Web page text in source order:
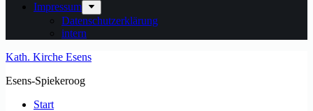
Impressum
Datenschutzerklärung
intern
Kath. Kirche Esens
Esens-Spiekeroog
Start